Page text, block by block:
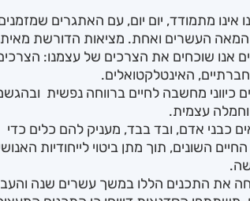
אינו מתמודד, יום יום, עם האתגרים
העשרים ואחת. מציאות הדורשת
אנו שוכחים את הצרכים של עצמנו:
האינטלקטואלים.
כיווני מחשבה לחיים ברווחה נפשית
עצמית.
כבני אדם, ובד בבד, מעניק להם כלים כדי
השונים, תוך מתן ביטוי לייחודיות
את התכנים הללו במשך עשרים שנה